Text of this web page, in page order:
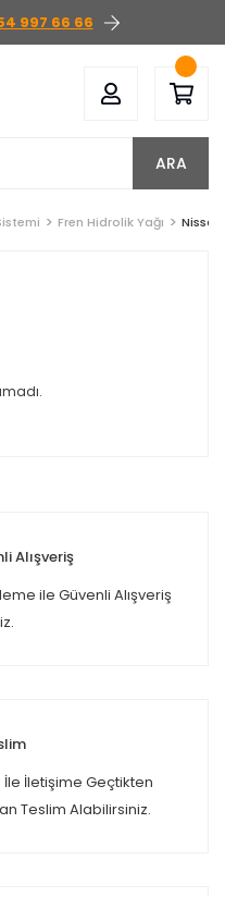
997 66 66
ARA
Fren Hidrolik Yağı Nissan
Alışveriş
ile Güvenli Alışveriş
İletişime Geçtikten
Teslim Alabilirsiniz.